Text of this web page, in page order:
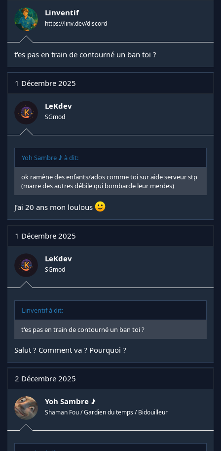
n
s
:
Linventif
https://linv.dev/discord
t'es pas en train de contourné un ban toi ?
1 Décembre 2025
LeKdev
SGmod
Yoh Sambre ♪ à dit:
ok ramène des enfants/ados comme toi sur aide serveur stp
(marre des autres débile qui bombarde leur merdes)
J’ai 20 ans mon loulous
1 Décembre 2025
LeKdev
SGmod
Linventif à dit:
t'es pas en train de contourné un ban toi ?
Salut ? Comment va ? Pourquoi ?
2 Décembre 2025
Yoh Sambre ♪
Shaman Fou / Gardien du temps / Bidouilleur